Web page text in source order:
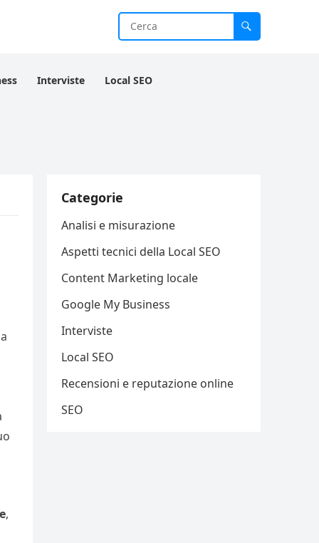
Interviste Local SEO
,
Categorie
Analisi e misurazione
Aspetti tecnici della Local SEO
Content Marketing locale
Google My Business
Interviste
Local SEO
Recensioni e reputazione online
SEO